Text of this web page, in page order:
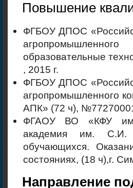
Повышение
ФГБОУ ДПОС
образовательные
, 2015 г.
ФГБОУ ДПОС
агропромышленного
АПК» (72 ч),
ФГАОУ ВО «КФУ им.
академия им. С.И.
обучающихся.
состояниях, (18 ч),г.
Направление